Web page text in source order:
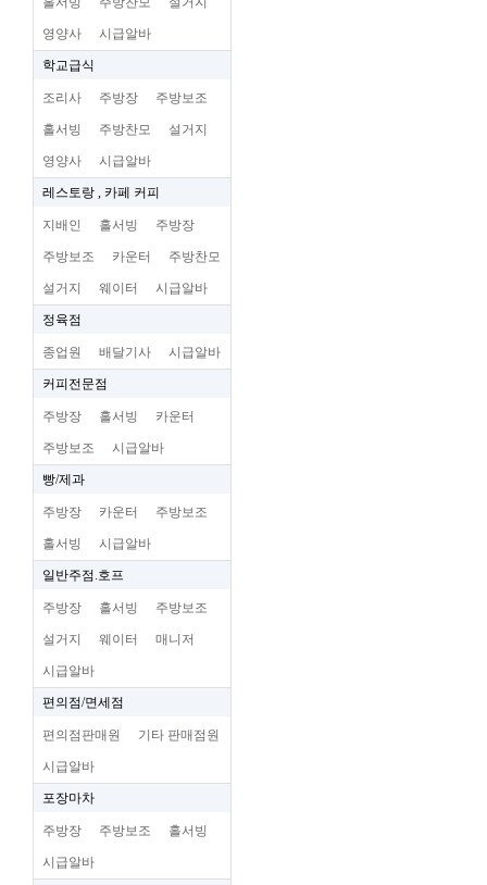
영양사 시급알바
학교급식
조리사 주방장 주방보조
홀서빙 주방찬모 설거지
영양사 시급알바
레스토랑 , 카페 커피
지배인 홀서빙 주방장
주방보조 카운터 주방찬모
설거지 웨이터 시급알바
정육점
종업원 배달기사 시급알바
커피전문점
주방장 홀서빙 카운터
주방보조 시급알바
빵/제과
주방장 카운터 주방보조
홀서빙 시급알바
일반주점.호프
주방장 홀서빙 주방보조
설거지 웨이터 매니저
시급알바
편의점/면세점
편의점판매원 기타 판매점원
시급알바
포장마차
주방장 주방보조 홀서빙
시급알바